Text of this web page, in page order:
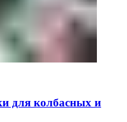
для колбасных и